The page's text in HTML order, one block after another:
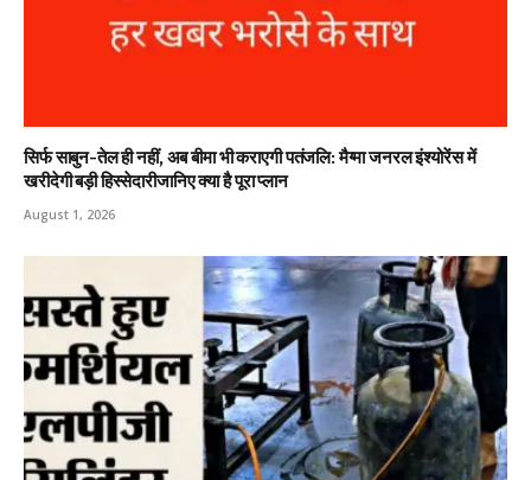
सिर्फ साबुन-तेल ही नहीं, अब बीमा भी कराएगी पतंजलि: मैग्मा जनरल इंश्योरेंस में
खरीदेगी बड़ी हिस्सेदारीजानिए क्या है पूरा प्लान
August 1, 2026